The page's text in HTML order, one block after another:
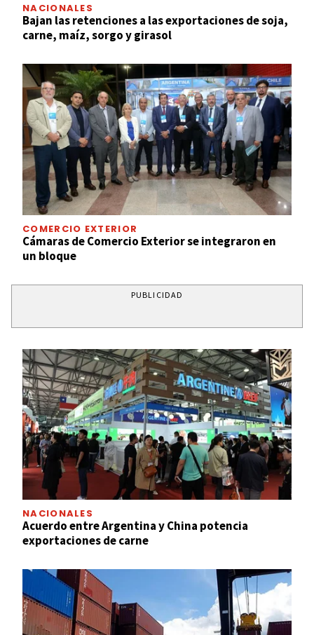
NACIONALES
Bajan las retenciones a las exportaciones de soja,
carne, maíz, sorgo y girasol
COMERCIO EXTERIOR
Cámaras de Comercio Exterior se integraron en
un bloque
PUBLICIDAD
NACIONALES
Acuerdo entre Argentina y China potencia
exportaciones de carne